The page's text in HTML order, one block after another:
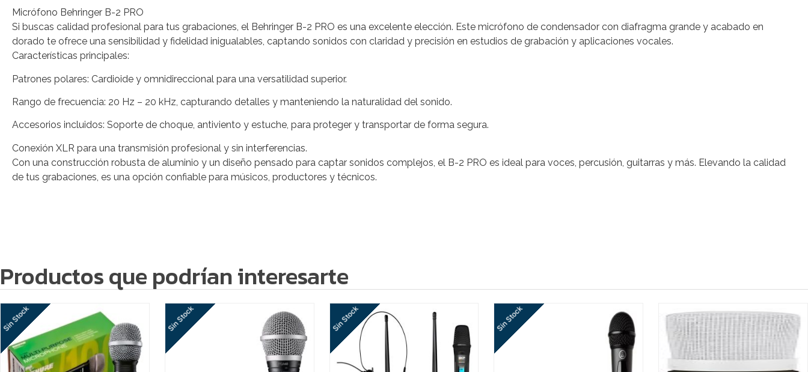
Micrófono Behringer B-2 PRO
Si buscas calidad profesional para tus grabaciones, el Behringer B-2 PRO es una excelente elección. Este micrófono de condensador con diafragma grande y acabado en
dorado te ofrece una sensibilidad y fidelidad inigualables, captando sonidos con claridad y precisión en estudios de grabación y aplicaciones vocales.
Características principales:
Patrones polares: Cardioide y omnidireccional para una versatilidad superior.
Rango de frecuencia: 20 Hz – 20 kHz, capturando detalles y manteniendo la naturalidad del sonido.
Accesorios incluidos: Soporte de choque, antiviento y estuche, para proteger y transportar de forma segura.
Conexión XLR para una transmisión profesional y sin interferencias.
Con una construcción robusta de aluminio y un diseño pensado para captar sonidos complejos, el B-2 PRO es ideal para voces, percusión, guitarras y más. Elevando la calidad
de tus grabaciones, es una opción confiable para músicos, productores y técnicos.
Productos que podrían interesarte
Sin Stock Sin Stock Sin Stock Sin Stock